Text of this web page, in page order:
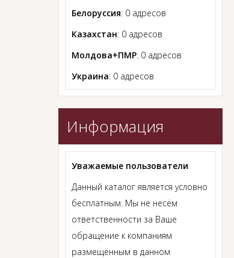
Белоруссия: 0 адресов
Казахстан: 0 адресов
Молдова+ПМР: 0 адресов
Украина: 0 адресов
Информация
Уважаемые пользователи
Данный каталог является условно
бесплатным. Мы не несём
ответственности за Ваше
обращение к компаниям
размещённым в данном